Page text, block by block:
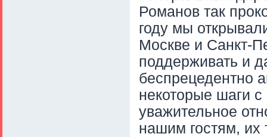
Романов так
году мы
Москве и Санкт-
поддерживать и
беспрецедентно
некоторые шаги
уважительное
нашим гостям, их